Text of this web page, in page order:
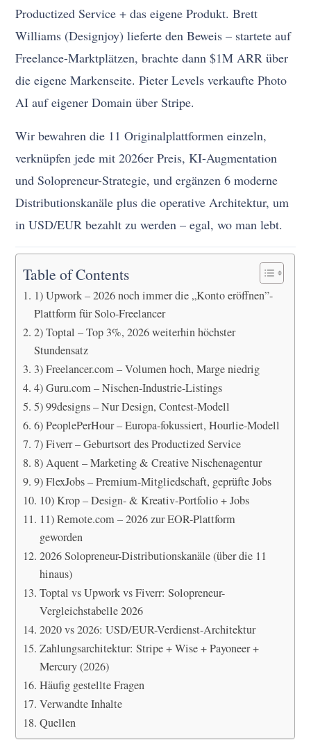
Productized Service + das eigene Produkt. Brett
Williams (Designjoy) lieferte den Beweis – startete auf
Freelance-Marktplätzen, brachte dann $1M ARR über
die eigene Markenseite. Pieter Levels verkaufte Photo
AI auf eigener Domain über Stripe.
Wir bewahren die 11 Originalplattformen einzeln,
verknüpfen jede mit 2026er Preis, KI-Augmentation
und Solopreneur-Strategie, und ergänzen 6 moderne
Distributionskanäle plus die operative Architektur, um
in USD/EUR bezahlt zu werden – egal, wo man lebt.
Table of Contents
1) Upwork – 2026 noch immer die „Konto eröffnen”-
Plattform für Solo-Freelancer
2) Toptal – Top 3%, 2026 weiterhin höchster
Stundensatz
3) Freelancer.com – Volumen hoch, Marge niedrig
4) Guru.com – Nischen-Industrie-Listings
5) 99designs – Nur Design, Contest-Modell
6) PeoplePerHour – Europa-fokussiert, Hourlie-Modell
7) Fiverr – Geburtsort des Productized Service
8) Aquent – Marketing & Creative Nischenagentur
9) FlexJobs – Premium-Mitgliedschaft, geprüfte Jobs
10) Krop – Design- & Kreativ-Portfolio + Jobs
11) Remote.com – 2026 zur EOR-Plattform
geworden
2026 Solopreneur-Distributionskanäle (über die 11
hinaus)
Toptal vs Upwork vs Fiverr: Solopreneur-
Vergleichstabelle 2026
2020 vs 2026: USD/EUR-Verdienst-Architektur
Zahlungsarchitektur: Stripe + Wise + Payoneer +
Mercury (2026)
Häufig gestellte Fragen
Verwandte Inhalte
Quellen